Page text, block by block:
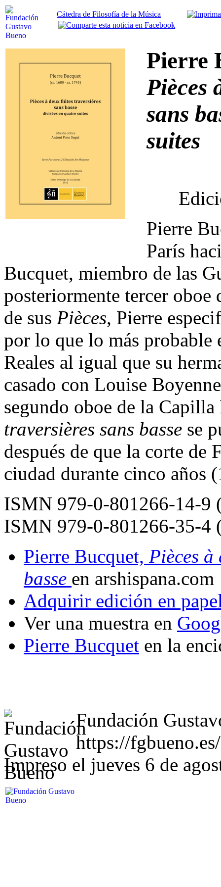
Cátedra de Filosofía de la Música
Pierre
Pièces
sans
suites
Pierre
París
Bucquet, miembro de las
posteriormente tercer
de sus Pièces, Pierre
por lo que lo más probable
Reales al igual que su
casado con Louise
segundo oboe de la
traversières sans basse se
después de que la corte de
ciudad durante cinco años
ISMN 979-0-801266-14-9
ISMN 979-0-801266-35-4
Pierre Bucquet, Pièces à
basse en arshispana.com
Adquirir edición en
Ver una muestra en
Pierre Bucquet en la
Fundación
https://
Impreso el jueves 6 de